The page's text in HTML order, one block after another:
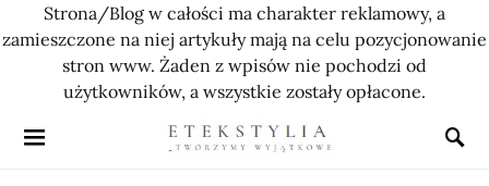
Strona/Blog w całości ma charakter reklamowy, a
zamieszczone na niej artykuły mają na celu pozycjonowanie
stron www. Żaden z wpisów nie pochodzi od
użytkowników, a wszystkie zostały opłacone.